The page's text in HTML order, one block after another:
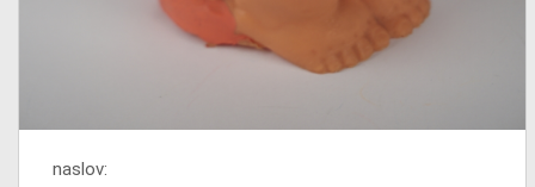
naslov: